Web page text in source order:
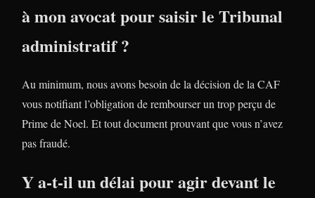
à mon avocat pour saisir le Tribunal
administratif ?
Au minimum, nous avons besoin de la décision de la CAF
vous notifiant l’obligation de rembourser un trop perçu de
Prime de Noel. Et tout document prouvant que vous n’avez
pas fraudé.
Y a-t-il un délai pour agir devant le